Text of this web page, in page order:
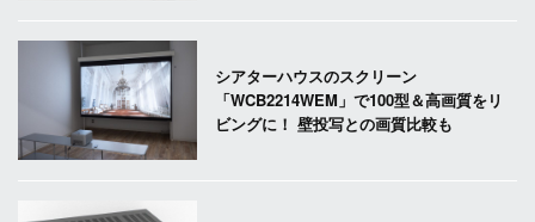
シアターハウスのスクリーン
「WCB2214WEM」で100型＆高画質をリ
ビングに！ 壁投写との画質比較も